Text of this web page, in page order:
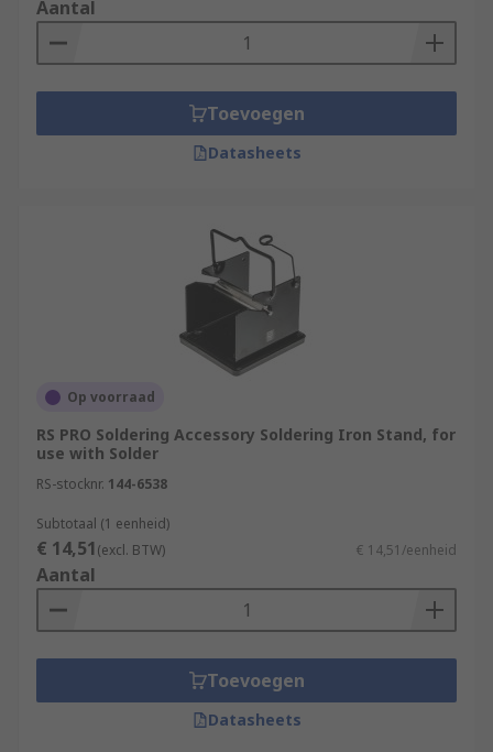
Aantal
Toevoegen
Datasheets
Op voorraad
RS PRO Soldering Accessory Soldering Iron Stand, for
use with Solder
RS-stocknr. 144-6538
Subtotaal (1 eenheid)
€ 14,51(excl. BTW) € 14,51/eenheid
Aantal
Toevoegen
Datasheets